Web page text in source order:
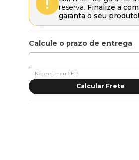
reserva. Finalize a
garanta o seu produto!
Não sei meu CEP